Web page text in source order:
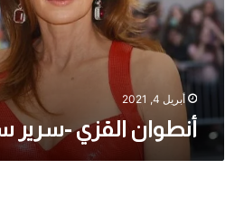
أبريل 4, 2021
أنطوان القزي -سرير